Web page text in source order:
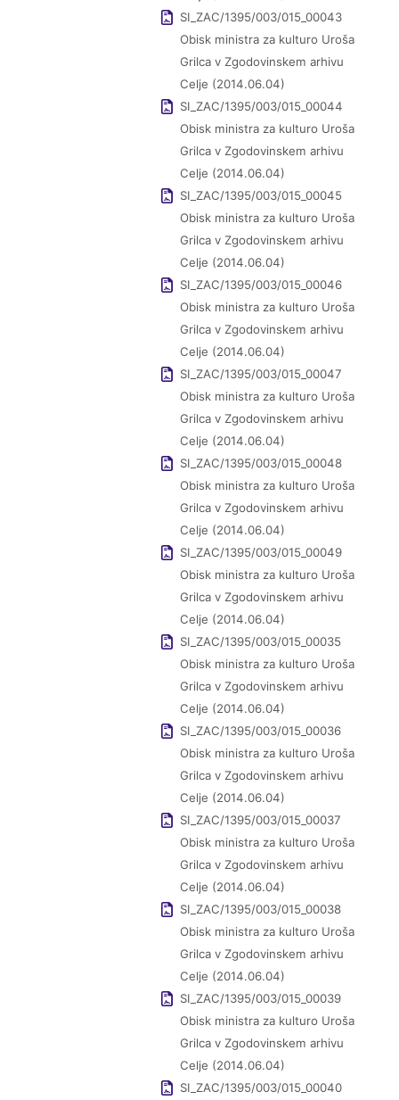
SI_ZAC/1395/003/015_00043
Obisk ministra za kulturo Uroša
Grilca v Zgodovinskem arhivu
Celje (2014.06.04)
SI_ZAC/1395/003/015_00044
Obisk ministra za kulturo Uroša
Grilca v Zgodovinskem arhivu
Celje (2014.06.04)
SI_ZAC/1395/003/015_00045
Obisk ministra za kulturo Uroša
Grilca v Zgodovinskem arhivu
Celje (2014.06.04)
SI_ZAC/1395/003/015_00046
Obisk ministra za kulturo Uroša
Grilca v Zgodovinskem arhivu
Celje (2014.06.04)
SI_ZAC/1395/003/015_00047
Obisk ministra za kulturo Uroša
Grilca v Zgodovinskem arhivu
Celje (2014.06.04)
SI_ZAC/1395/003/015_00048
Obisk ministra za kulturo Uroša
Grilca v Zgodovinskem arhivu
Celje (2014.06.04)
SI_ZAC/1395/003/015_00049
Obisk ministra za kulturo Uroša
Grilca v Zgodovinskem arhivu
Celje (2014.06.04)
SI_ZAC/1395/003/015_00035
Obisk ministra za kulturo Uroša
Grilca v Zgodovinskem arhivu
Celje (2014.06.04)
SI_ZAC/1395/003/015_00036
Obisk ministra za kulturo Uroša
Grilca v Zgodovinskem arhivu
Celje (2014.06.04)
SI_ZAC/1395/003/015_00037
Obisk ministra za kulturo Uroša
Grilca v Zgodovinskem arhivu
Celje (2014.06.04)
SI_ZAC/1395/003/015_00038
Obisk ministra za kulturo Uroša
Grilca v Zgodovinskem arhivu
Celje (2014.06.04)
SI_ZAC/1395/003/015_00039
Obisk ministra za kulturo Uroša
Grilca v Zgodovinskem arhivu
Celje (2014.06.04)
SI_ZAC/1395/003/015_00040